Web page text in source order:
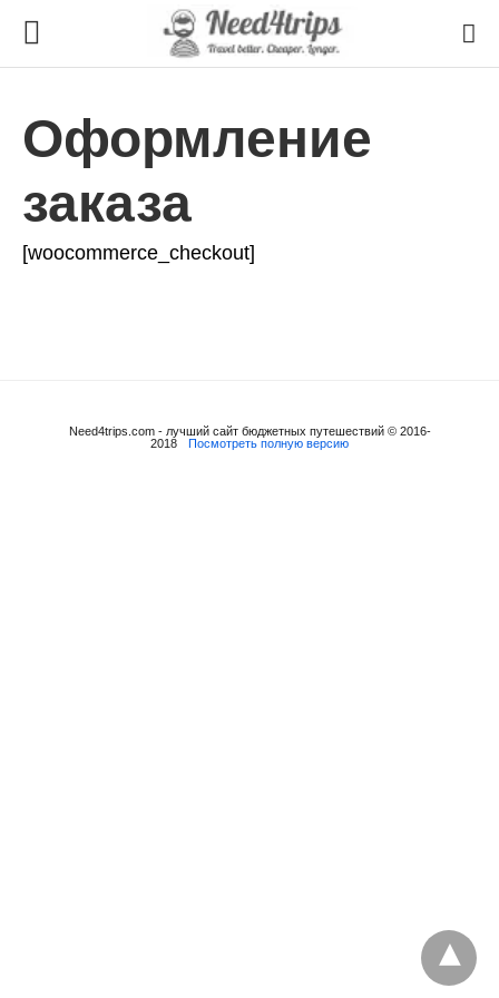
Оформление
заказа
[woocommerce_checkout]
Need4trips.com - лучший сайт бюджетных путешествий © 2016-
2018
Посмотреть полную версию